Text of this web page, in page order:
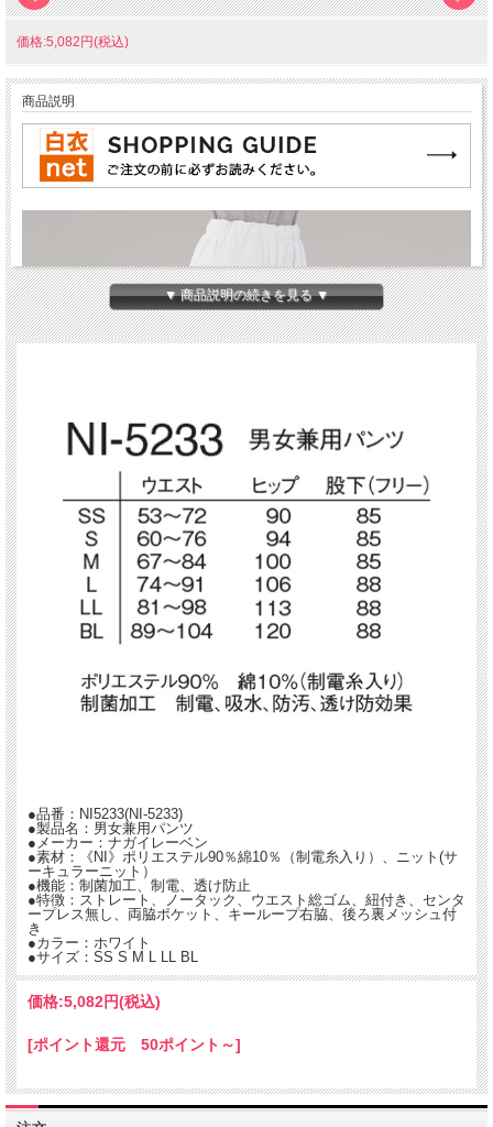
価格:5,082円(税込)
商品説明
非常に優れたストレッチ性を持つニット素材を使用した男女兼用パンツです。
防透性にも優れており快適なはき心地です。
●両脇ポケット
●キーループ右脇
●後ろ裏メッシュ付き
▼ 商品説明の続きを見る ▼
●品番：NI5233(NI-5233)
●製品名：男女兼用パンツ
●メーカー：ナガイレーベン
●素材：《NI》ポリエステル90％綿10％（制電糸入り）、ニット(サ
ーキュラーニット）
●機能：制菌加工、制電、透け防止
●特徴：ストレート、ノータック、ウエスト総ゴム、紐付き、センタ
ープレス無し、両脇ポケット、キーループ右脇、後ろ裏メッシュ付
き
●カラー：ホワイト
●サイズ：SS S M L LL BL
価格:5,082円(税込)
[ポイント還元 50ポイント～]